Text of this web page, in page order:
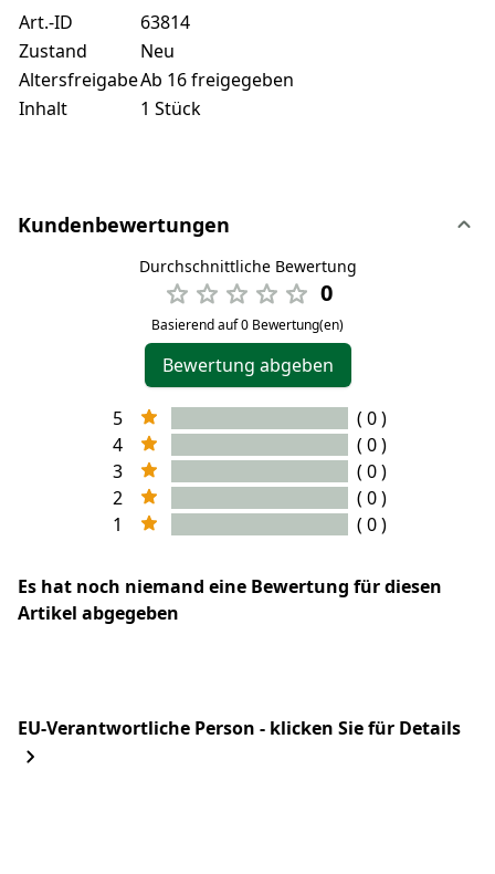
Art.-ID
63814
Zustand
Neu
AltersfreigabeAb 16 freigegeben
Inhalt
1 Stück
Kundenbewertungen
Durchschnittliche Bewertung
0
Basierend auf 0 Bewertung(en)
Bewertung abgeben
5
( 0 )
4
( 0 )
3
( 0 )
2
( 0 )
1
( 0 )
Es hat noch niemand eine Bewertung für diesen
Artikel abgegeben
EU-Verantwortliche Person - klicken Sie für Details